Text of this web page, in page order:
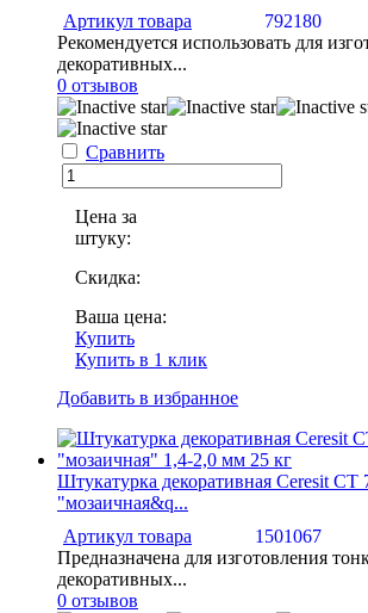
Артикул товара
792180
Рекомендуется использовать для
декоративных...
0 отзывов
Сравнить
Цена за
штуку:
Скидка:
Ваша цена:
Купить
Купить в 1 клик
Добавить в избранное
Штукатурка декоративная Ceresit CT
"мозаичная&q...
Артикул товара
1501067
Предназначена для изготовления
декоративных...
0 отзывов